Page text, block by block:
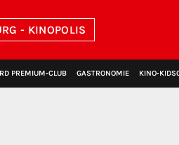
- KINOPOLIS
PREMIUM‑CLUB GASTRONOMIE